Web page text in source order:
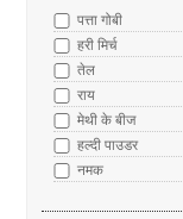
पत्ता गोबी
हरी मिर्च
तेल
राय
मेथी के बीज
हल्दी पाउडर
नमक